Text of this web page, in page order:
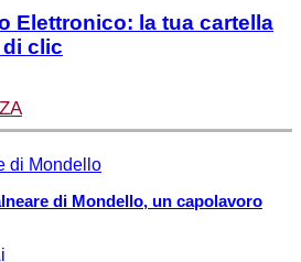
Elettronico: la tua cartella
clic
di Mondello, un capolavoro